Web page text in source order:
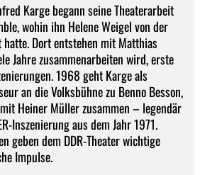
Karge begann seine Theaterarbeit
wohin ihn Helene Weigel von der
Dort entstehen mit Matthias
Jahre zusammenarbeiten wird, erste
1968 geht Karge als
an die Volksbühne zu Benno Besson,
Heiner Müller zusammen – legendär
Inszenierung aus dem Jahr 1971.
geben dem DDR-Theater wichtige
Impulse.